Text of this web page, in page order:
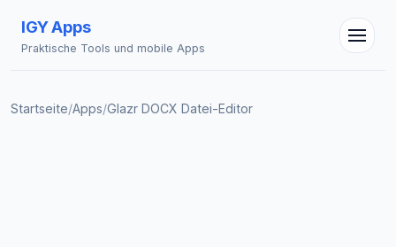
IGY Apps
Praktische Tools und mobile Apps
Startseite/Apps/Glazr DOCX Datei-Editor